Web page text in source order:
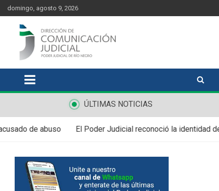
content
Skip
to
content
domingo, agosto 9, 2026
Comunicación Judicial
ÚLTIMAS NOTICIAS
de abuso El Poder Judicial reconoció la identidad de